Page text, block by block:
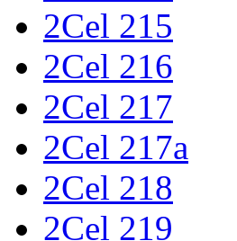
2Cel 215
2Cel 216
2Cel 217
2Cel 217a
2Cel 218
2Cel 219